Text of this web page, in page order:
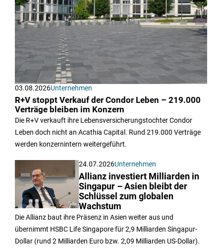
03.08.2026Unternehmen
R+V stoppt Verkauf der Condor Leben – 219.000
Verträge bleiben im Konzern
Die R+V verkauft ihre Lebensversicherungstochter Condor
Leben doch nicht an Acathia Capital. Rund 219.000 Verträge
werden konzernintern weitergeführt.
24.07.2026Unternehmen
Allianz investiert Milliarden in
Singapur – Asien bleibt der
Schlüssel zum globalen
Wachstum
Die Allianz baut ihre Präsenz in Asien weiter aus und
übernimmt HSBC Life Singapore für 2,9 Milliarden Singapur-
Dollar (rund 2 Milliarden Euro bzw. 2,09 Milliarden US-Dollar).